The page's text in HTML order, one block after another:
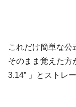
これだけ簡単な
そのまま覚えた方
3.14” 」とストレ